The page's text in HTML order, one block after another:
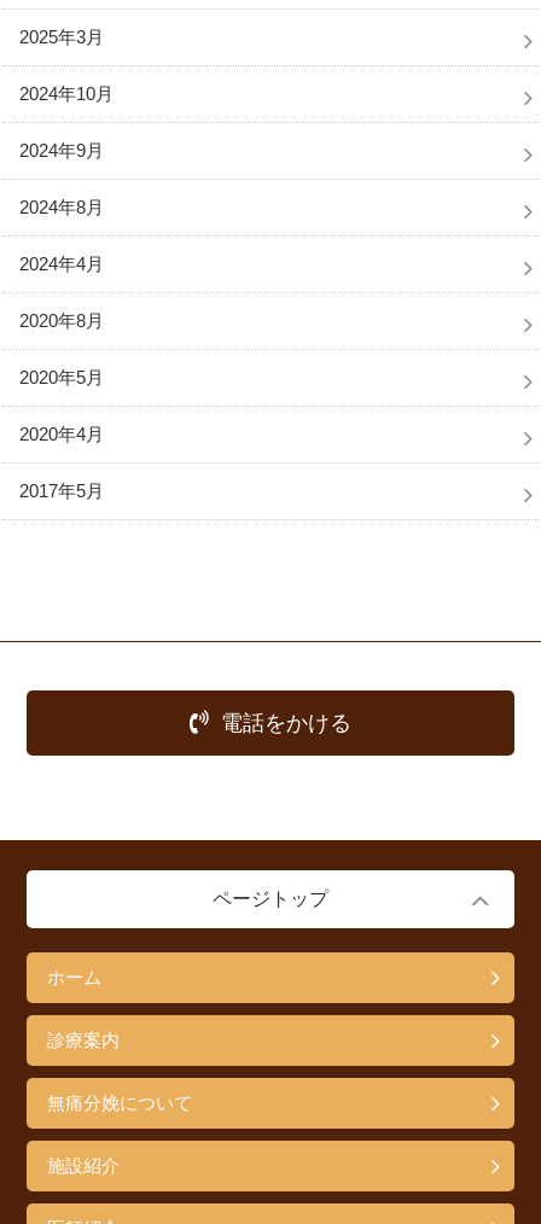
2025年3月
2024年10月
2024年9月
2024年8月
2024年4月
2020年8月
2020年5月
2020年4月
2017年5月
電話をかける
ページトップ
ホーム
診療案内
無痛分娩について
施設紹介